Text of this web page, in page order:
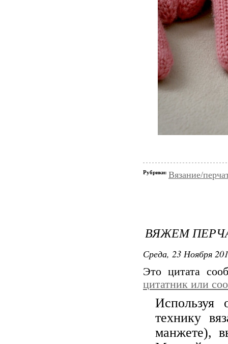
Рубрики: Вязание/
ВЯЖЕМ
Среда, 23 Ноября
Это цитата
цитатник или
Используя
технику
манжете),